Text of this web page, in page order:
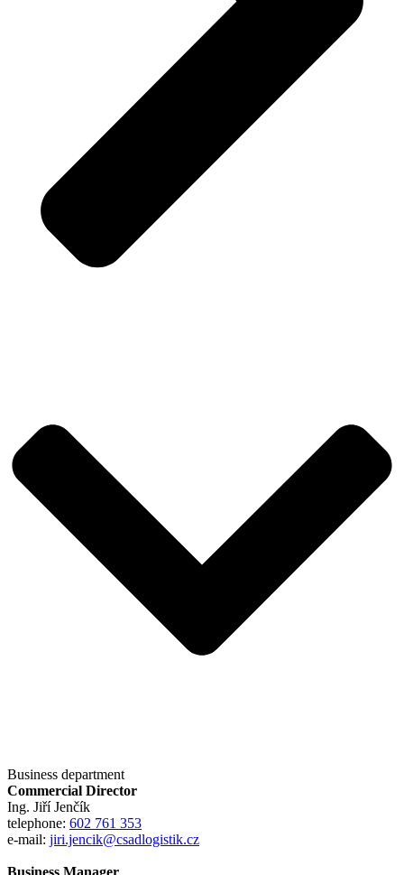
Business department
Commercial Director
Ing. Jiří Jenčík
telephone: 602 761 353
e-mail: jiri.jencik@csadlogistik.cz
Business Manager